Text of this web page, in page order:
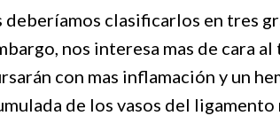
clasificarlos en tres
nos interesa mas de cara
con mas inflamación y un
de los vasos del